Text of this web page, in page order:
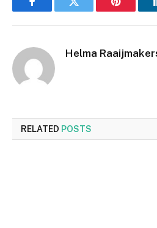
FacebookTwitter Pinterest
Helma
RELATED POSTS